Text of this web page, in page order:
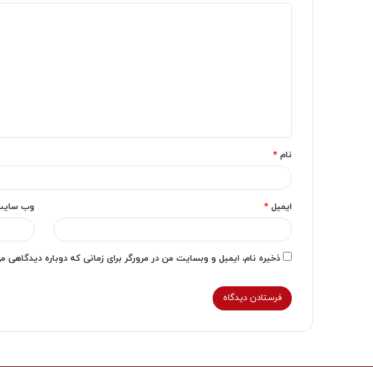
*
نام *
ایمیل * وب‌
ذخیره نام، ایمیل و وبسایت من در مرورگر برای زمانی که دوباره